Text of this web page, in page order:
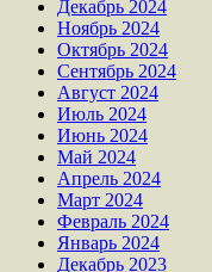
Декабрь 2024
Ноябрь 2024
Октябрь 2024
Сентябрь 2024
Август 2024
Июль 2024
Июнь 2024
Май 2024
Апрель 2024
Март 2024
Февраль 2024
Январь 2024
Декабрь 2023